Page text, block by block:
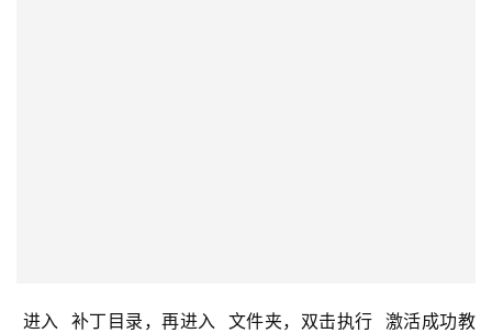
进入  补丁目录，再进入  文件夹，双击执行  激活成功教